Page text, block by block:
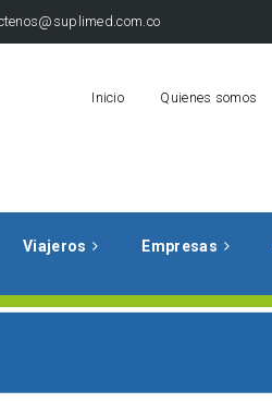
Inicio Quienes somos
Viajeros Empresas